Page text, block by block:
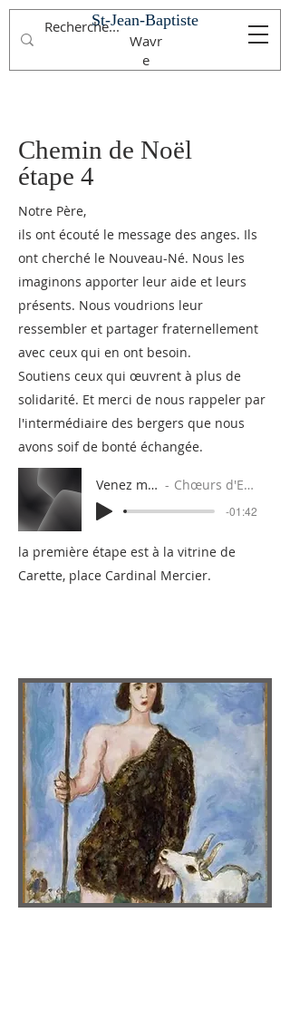
St-Jean-Baptiste
Wavr
e
Chemin de Noël
étape 4
Notre Père,
ils ont écouté le message des anges. Ils
ont cherché le Nouveau-Né. Nous les
imaginons apporter leur aide et leurs
présents. Nous voudrions leur
ressembler et partager fraternellement
avec ceux qui en ont besoin.
Soutiens ceux qui œuvrent à plus de
solidarité. Et merci de nous rappeler par
l'intermédiaire des bergers que nous
avons soif de bonté échangée.
Venez mes enfants Chœurs d'Enfants Da Capo
-01:42
la première étape est à la vitrine de
Carette, place Cardinal Mercier.